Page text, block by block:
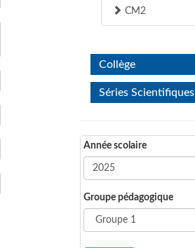
CM2
Collège
Séries Scientifiques
Année scolaire
Groupe pédagogique